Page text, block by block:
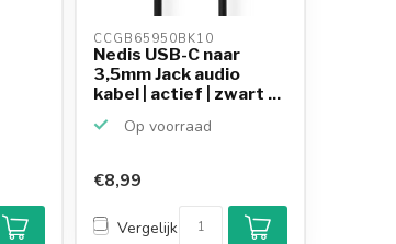
CCGB65950BK10
Nedis USB-C naar
3,5mm Jack audio
kabel | actief | zwart ...
Op voorraad
€8,99
Vergelijk